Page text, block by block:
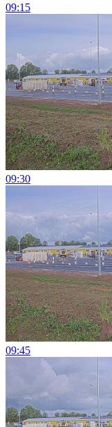
09:15
09:30
09:45